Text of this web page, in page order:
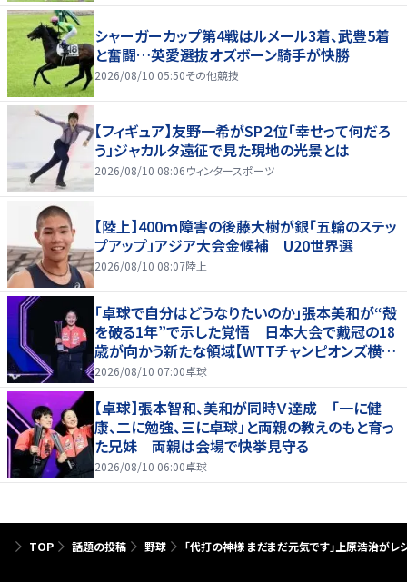
シャーガーカップ第4戦はルメール3着、武豊5着
と奮闘…英愛選抜オズボーン騎手が快勝
2026/08/10 05:50その他競技
【フィギュア】友野一希がSP２位「幸せって何だろ
う」ジャカルタ遠征で見た現地の光景とは
2026/08/10 08:06ウィンタースポーツ
【陸上】400ｍ障害の後藤大樹が銀「五輪のステッ
プアップ」アジア大会金候補 U20世界選
2026/08/10 08:07陸上
「卓球で自分はどうなりたいのか」張本美和が“殻
を破る1年”で示した覚悟 日本大会で戴冠の18
歳が向かう新たな領域【WTTチャンピオンズ横浜
2026】
2026/08/10 07:00卓球
【卓球】張本智和、美和が同時Ｖ達成 「一に健
康、二に勉強、三に卓球」と両親の教えのもと育っ
た兄妹 両親は会場で快挙見守る
2026/08/10 06:00卓球
TOP 話題の投稿 野球 「代打の神様 まだまだ元気です」上原浩治がレ